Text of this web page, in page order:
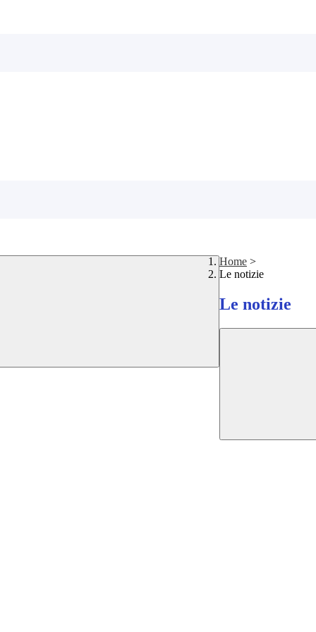
Home >
Le notizie
Le notizie